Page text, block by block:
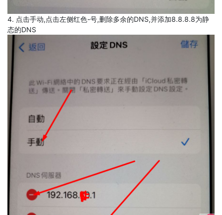
4. 点击手动,点击左侧红色-号,删除多余的DNS,并添加8.8.8.8为静
态的DNS